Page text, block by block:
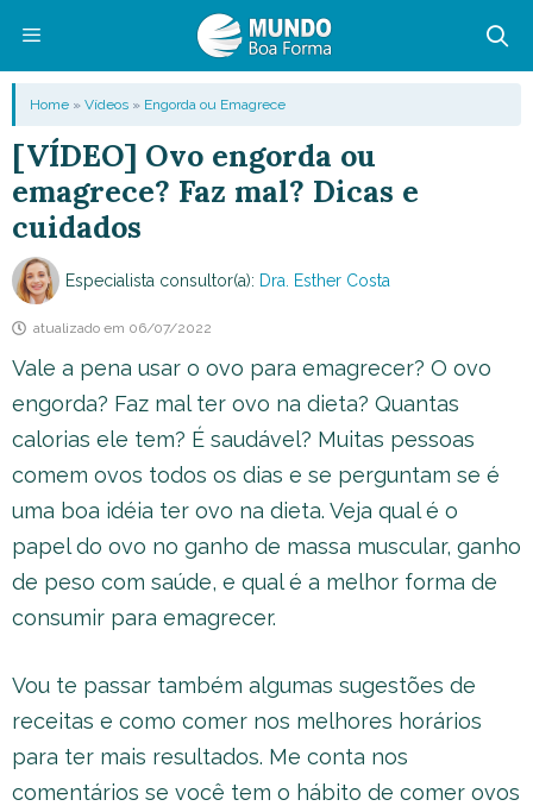
conteúdo
Menu
Home » Vídeos » Engorda ou Emagrece
[VÍDEO] Ovo engorda ou
emagrece? Faz mal? Dicas e
cuidados
Especialista consultor(a): Dra. Esther Costa
atualizado em 06/07/2022
Vale a pena usar o ovo para emagrecer? O ovo
engorda? Faz mal ter ovo na dieta? Quantas
calorias ele tem? É saudável? Muitas pessoas
comem ovos todos os dias e se perguntam se é
uma boa idéia ter ovo na dieta. Veja qual é o
papel do ovo no ganho de massa muscular, ganho
de peso com saúde, e qual é a melhor forma de
consumir para emagrecer.
Vou te passar também algumas sugestões de
receitas e como comer nos melhores horários
para ter mais resultados. Me conta nos
comentários se você tem o hábito de comer ovos